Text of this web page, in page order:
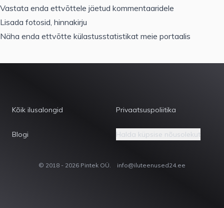
Vastata enda ettvõttele jäetud kommentaaridele
Lisada fotosid, hinnakirju
Näha enda ettvõtte külastusstatistikat meie portaalis
Kõik ilusalongid
Blogi
Privaatsuspoliitika
Halda küpsise nõusolekut
© 2018 - 2026 Pintek OÜ. info@iluteenused24.ee